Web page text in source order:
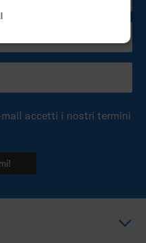
accetti i nostri termini